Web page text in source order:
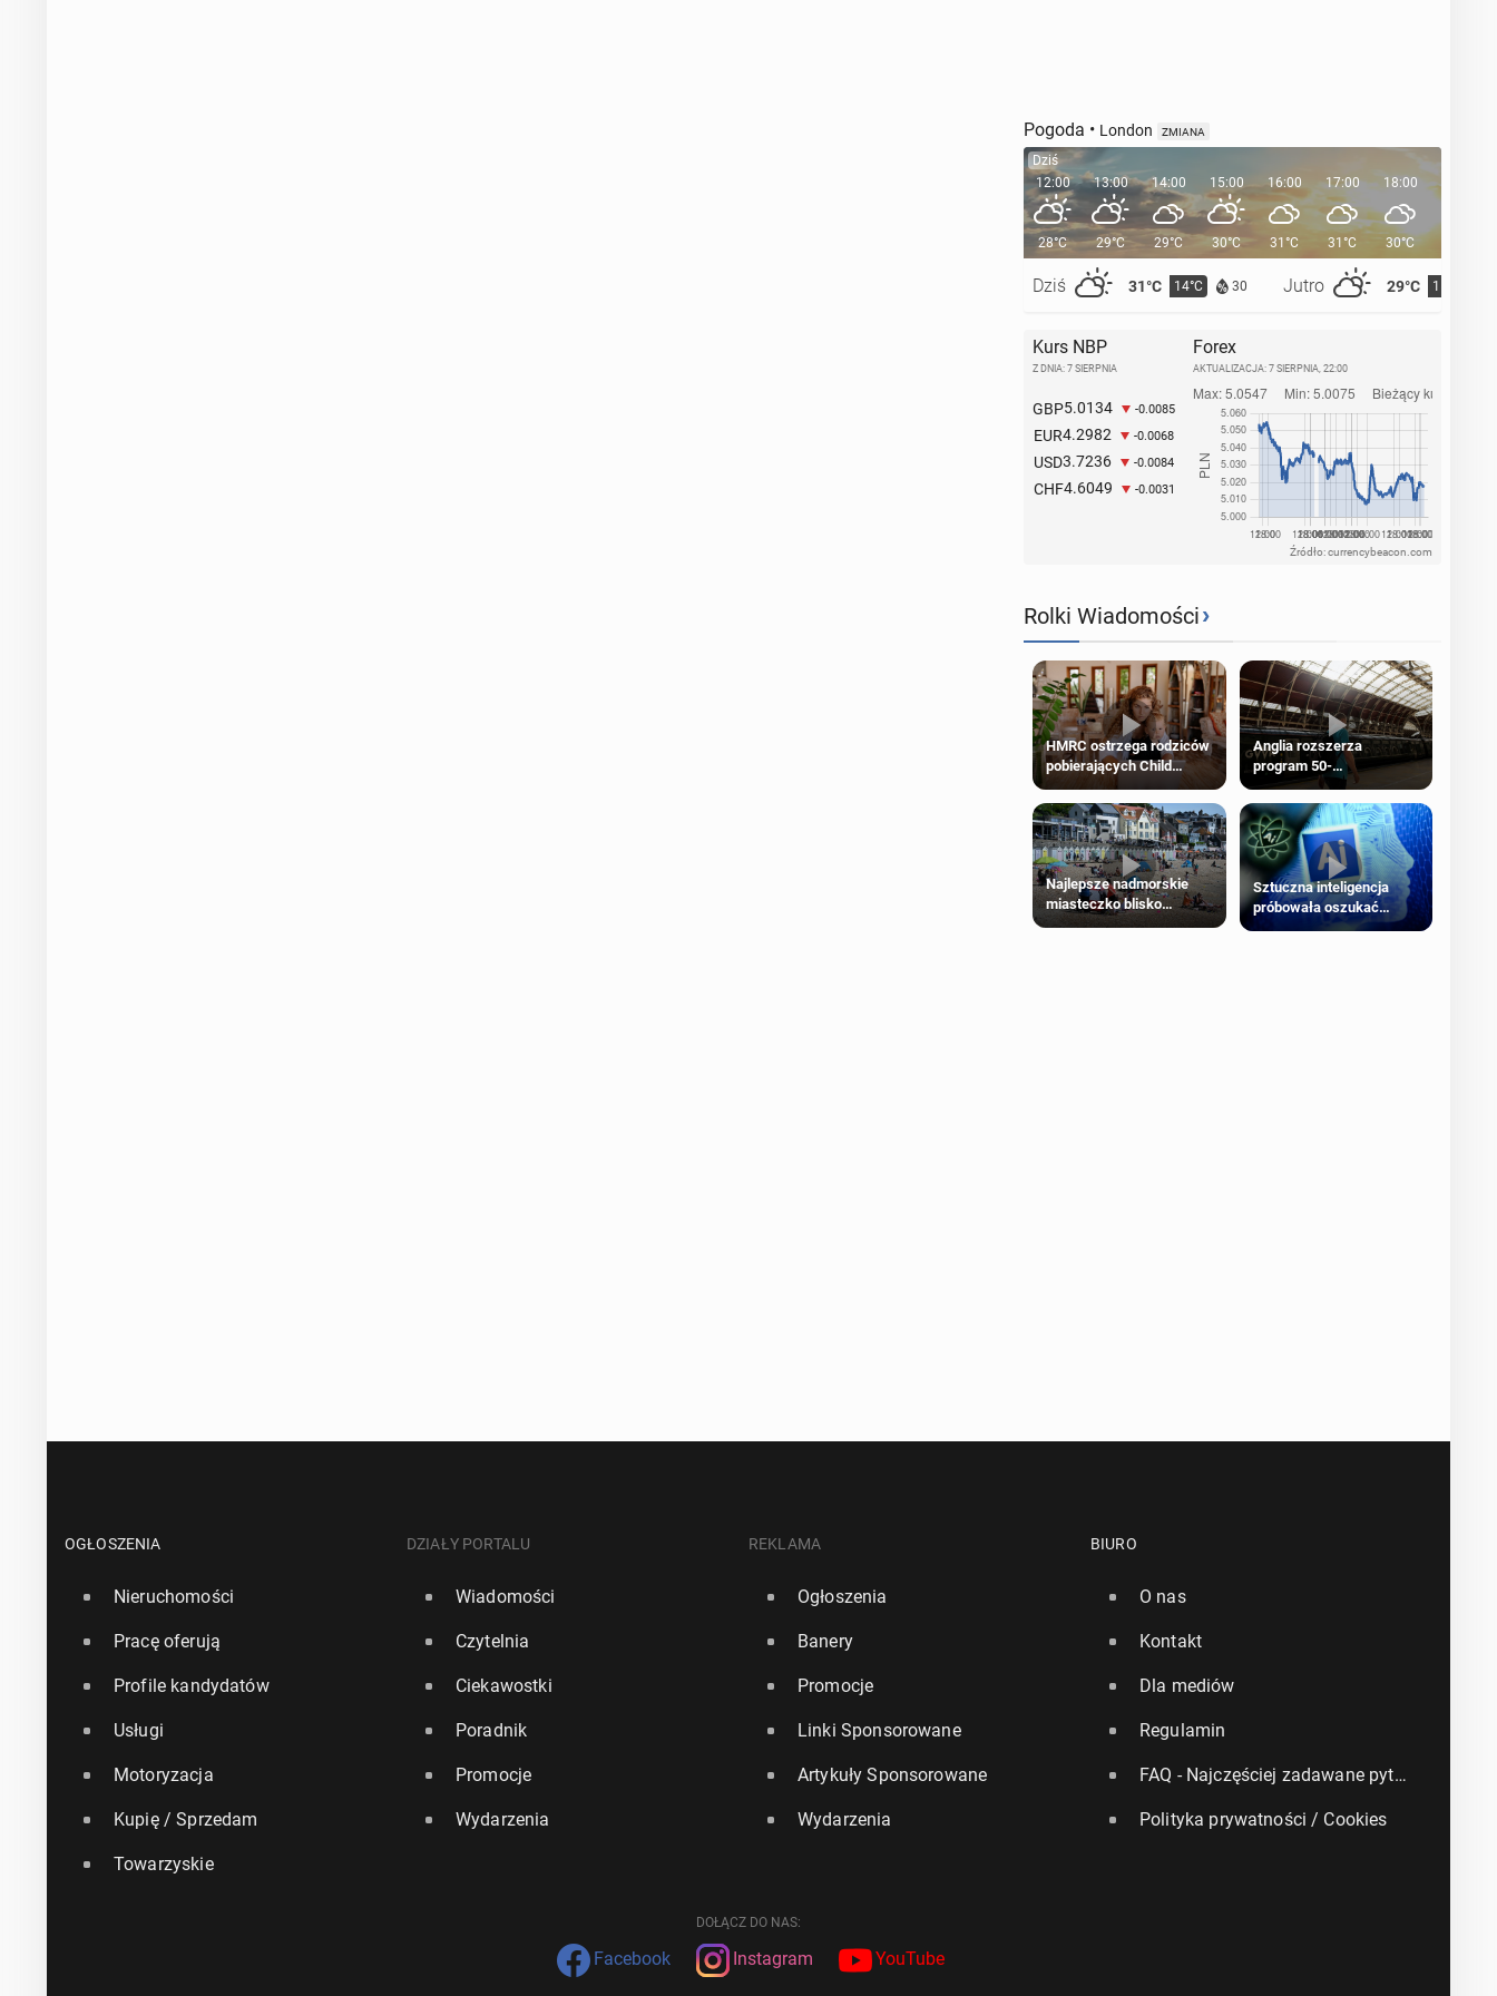
Pogoda • London ZMIANA
Dziś
12:00
28°C
Dziś 31°C 14°C 30 Jutro 29°C 15°C
13:00
29°C
14:00
29°C
15:00
30°C
16:00
31°C
17:00
31°C
18:00
30°C
19:00
Kurs NBP
Z DNIA: 7 SIERPNIA
GBP5.0134 -0.0085
EUR4.2982 -0.0068
USD3.7236 -0.0084
CHF4.6049 -0.0031
Forex
AKTUALIZACJA: 7 SIERPNIA, 22:00
Źródło: currencybeacon.com
Rolki Wiadomości›
HMRC ostrzega rodziców
pobierających Child
Benefit. Mogą być
zobowiązani do zwrotu
zasiłku
Anglia rozszerza
program 50-
procentowych zniżek
kolejowych na 18-latków
Najlepsze nadmorskie
miasteczko blisko
Sztuczna inteligencja
próbowała oszukać
człowieka
OGŁOSZENIA
Nieruchomości
Pracę oferują
Profile kandydatów
Usługi
Motoryzacja
Kupię / Sprzedam
Towarzyskie
DZIAŁY PORTALU
Wiadomości
Czytelnia
Ciekawostki
Poradnik
Promocje
Wydarzenia
REKLAMA
Ogłoszenia
Banery
Promocje
Linki Sponsorowane
Artykuły Sponsorowane
Wydarzenia
BIURO
O nas
Kontakt
Dla mediów
Regulamin
FAQ - Najczęściej zadawane pytania
Polityka prywatności / Cookies
DOŁĄCZ DO NAS:
Facebook Instagram YouTube